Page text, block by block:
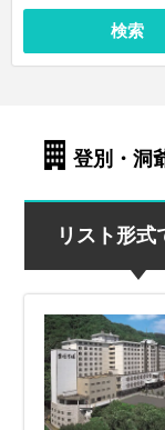
検索
登別・洞
リスト形式